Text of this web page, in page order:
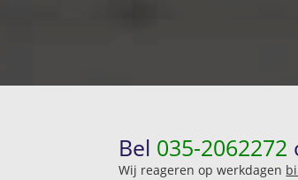
Bel 035-2062272
Wij reageren op werkdagen